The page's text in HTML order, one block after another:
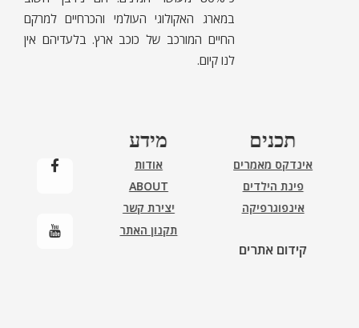
במארג האקולוגי העולמי והכרחיים למרקם
החיים המורכב של כוכב ארץ. בלעדיהם אין
לנו קיום.
תכנים
אינדקס מאמרים
פינת הילדים
אינפוגרפיקה
קידום אתרים
מידע
אודות
ABOUT
יצירת קשר
תקנון האתר